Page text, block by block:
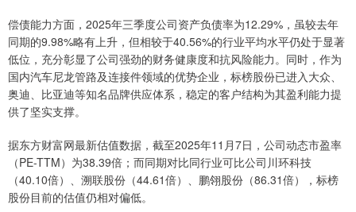
偿债能力方面，2025年三季度公司资产负债率为12.29%，虽较去年
同期的9.98%略有上升，但相较于40.56%的行业平均水平仍处于显著
低位，充分彰显了公司强劲的财务健康度和抗风险能力。同时，作为
国内汽车尼龙管路及连接件领域的优势企业，标榜股份已进入大众、
奥迪、比亚迪等知名品牌供应体系，稳定的客户结构为其盈利能力提
供了坚实支撑。
据东方财富网最新估值数据，截至2025年11月7日，公司动态市盈率
（PE-TTM）为38.39倍；而同期对比同行业可比公司川环科技
（40.10倍）、溯联股份（44.61倍）、鹏翎股份（86.31倍），标榜
股份目前的估值仍相对偏低。